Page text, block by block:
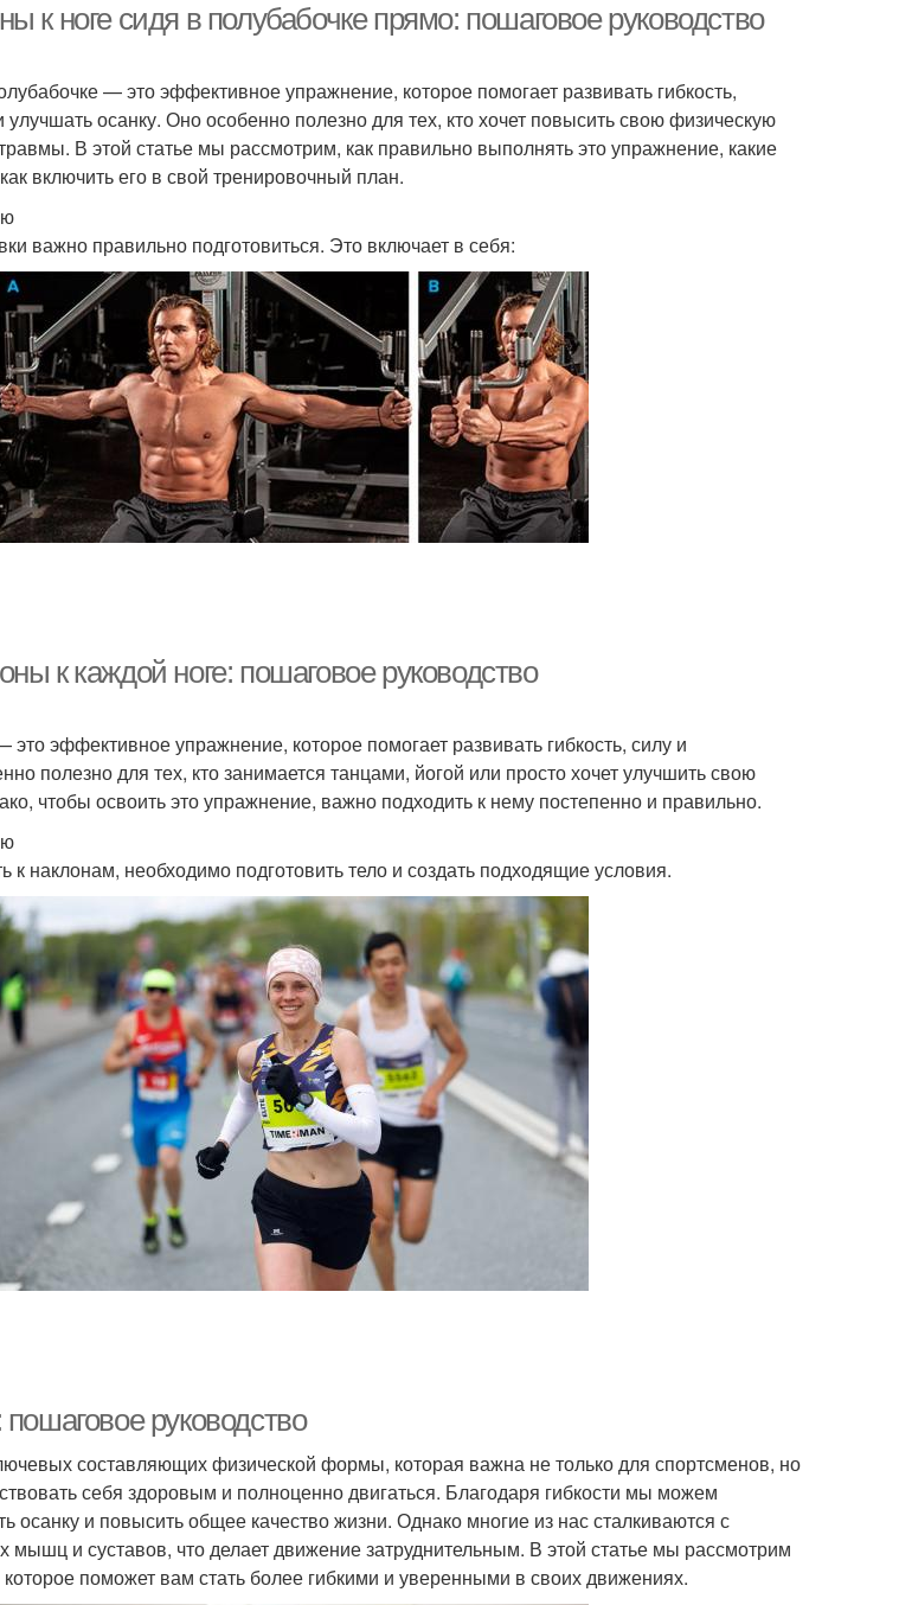
к ноге сидя в полубабочке прямо: пошаговое руководство
— это эффективное упражнение, которое помогает развивать гибкость,
осанку. Оно особенно полезно для тех, кто хочет повысить свою физическую
В этой статье мы рассмотрим, как правильно выполнять это упражнение, какие
включить его в свой тренировочный план.
важно правильно подготовиться. Это включает в себя:
к каждой ноге: пошаговое руководство
эффективное упражнение, которое помогает развивать гибкость, силу и
полезно для тех, кто занимается танцами, йогой или просто хочет улучшить свою
чтобы освоить это упражнение, важно подходить к нему постепенно и правильно.
к наклонам, необходимо подготовить тело и создать подходящие условия.
пошаговое руководство
составляющих физической формы, которая важна не только для спортсменов, но
себя здоровым и полноценно двигаться. Благодаря гибкости мы можем
осанку и повысить общее качество жизни. Однако многие из нас сталкиваются с
мышц и суставов, что делает движение затруднительным. В этой статье мы рассмотрим
поможет вам стать более гибкими и уверенными в своих движениях.